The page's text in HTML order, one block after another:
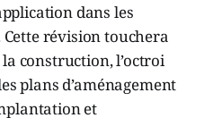
dans les
révision touchera
construction, l’octroi
plans d’aménagement
et